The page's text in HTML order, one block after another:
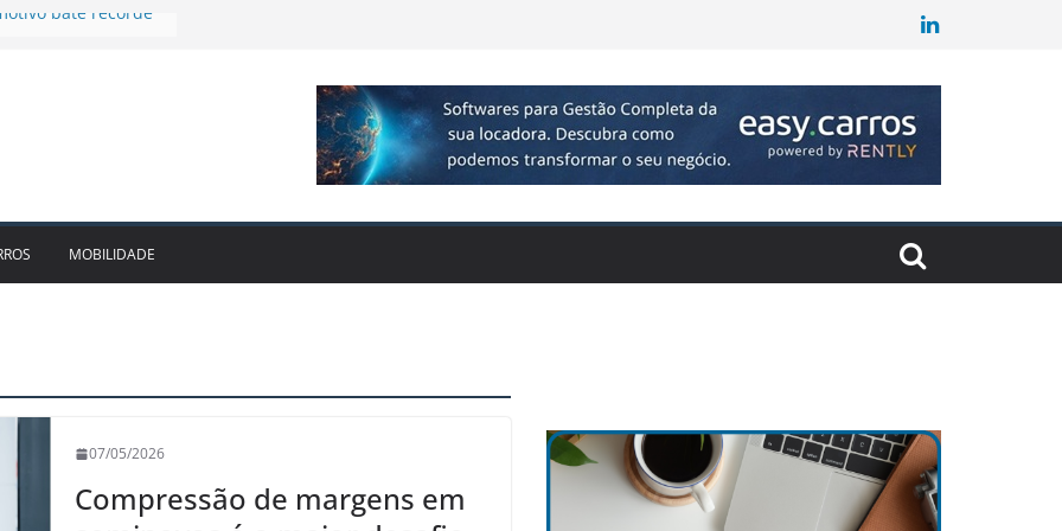
locadora passa a
parceria para
de veículos
para o RJ e
MOBILIDADE
07/05/2026
Compressão de margens em